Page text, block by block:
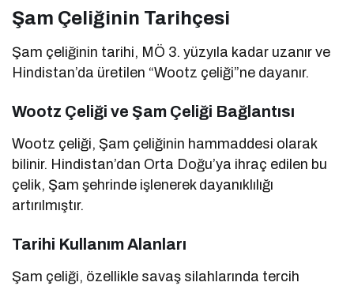
Şam Çeliğinin Tarihçesi
Şam çeliğinin tarihi, MÖ 3. yüzyıla kadar uzanır ve
Hindistan’da üretilen “Wootz çeliği”ne dayanır.
Wootz Çeliği ve Şam Çeliği Bağlantısı
Wootz çeliği, Şam çeliğinin hammaddesi olarak
bilinir. Hindistan’dan Orta Doğu’ya ihraç edilen bu
çelik, Şam şehrinde işlenerek dayanıklılığı
artırılmıştır.
Tarihi Kullanım Alanları
Şam çeliği, özellikle savaş silahlarında tercih